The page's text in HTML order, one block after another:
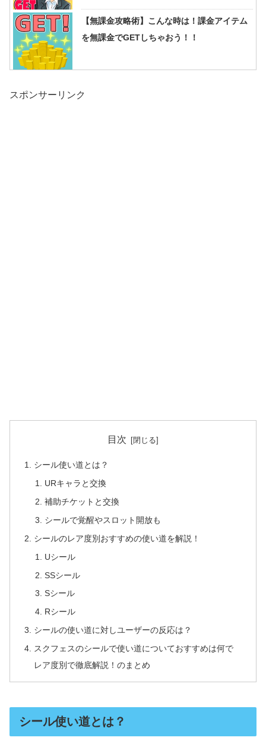
【無課金攻略術】こんな時は！課金アイテム
を無課金でGETしちゃおう！！
スポンサーリンク
目次
シール使い道とは？
URキャラと交換
補助チケットと交換
シールで覚醒やスロット開放も
シールのレア度別おすすめの使い道を解説！
Uシール
SSシール
Sシール
Rシール
シールの使い道に対しユーザーの反応は？
スクフェスのシールで使い道についておすすめは何で
レア度別で徹底解説！のまとめ
シール使い道とは？